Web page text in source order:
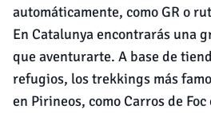
automáticamente, como GR o
En Catalunya encontrarás una
que aventurarte. A base de
refugios, los trekkings más
en Pirineos, como Carros de Foc